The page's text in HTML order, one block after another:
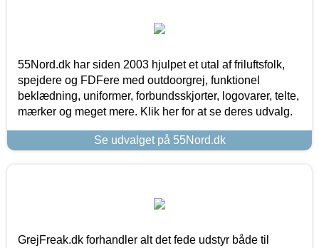
55Nord.dk har siden 2003 hjulpet et utal af friluftsfolk,
spejdere og FDFere med outdoorgrej, funktionel
beklædning, uniformer, forbundsskjorter, logovarer, telte,
mærker og meget mere. Klik her for at se deres udvalg.
Se udvalget på 55Nord.dk
GrejFreak.dk forhandler alt det fede udstyr både til